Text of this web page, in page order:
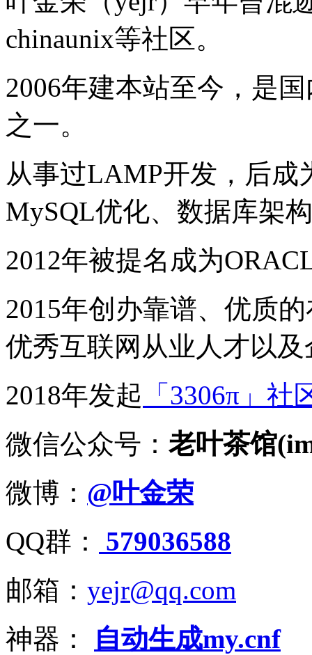
chinaunix等社区。
2006年建本站至今，是
之一。
从事过LAMP开发，后成
MySQL优化、数据库架
2012年被提名成为
2015年创办靠谱、优质
优秀互联网从业人才以
2018年发起 「3306π」社
微信公众号： 老叶茶馆
微博： @叶金荣
QQ群：
579036588
邮箱： yejr@qq.com
神器：
自动生成my.cnf